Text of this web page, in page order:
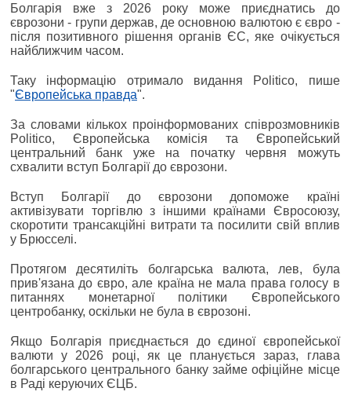
Болгарія вже з 2026 року може приєднатись до
єврозони - групи держав, де основною валютою є євро -
після позитивного рішення органів ЄС, яке очікується
найближчим часом.
Таку інформацію отримало видання Politico, пише
"Європейська правда".
За словами кількох проінформованих співрозмовників
Politico, Європейська комісія та Європейський
центральний банк уже на початку червня можуть
схвалити вступ Болгарії до єврозони.
Вступ Болгарії до єврозони допоможе країні
активізувати торгівлю з іншими країнами Євросоюзу,
скоротити трансакційні витрати та посилити свій вплив
у Брюсселі.
Протягом десятиліть болгарська валюта, лев, була
прив'язана до євро, але країна не мала права голосу в
питаннях монетарної політики Європейського
центробанку, оскільки не була в єврозоні.
Якщо Болгарія приєднається до єдиної європейської
валюти у 2026 році, як це планується зараз, глава
болгарського центрального банку займе офіційне місце
в Раді керуючих ЄЦБ.